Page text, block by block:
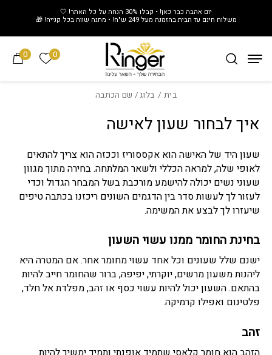
יום אהבה כבר כאן! • קבלו 30% הנחה על כל האתר! 🤍
משלוח חינם עד הבית בהזמנה מעל 249 ש"ח! • מתנה שווה בכל קנייה! 🎁
0 0 הרשימה
בית / בלוג/ שם הכתבה
איך לבחור שעון לאישה
שעון היד של האישה הוא אקססוריז וככזה הוא צריך להתאים
לאופי שלה, למראה הכללי ולשאר המלתחה. בחירה מתוך מגוון
שעוני נשים יכולה להישמע מורכבת בשל המבחר הגדול וכדי
לעזור לך לעשות סדר בין הדגמים השונים ריכזנו בכתבה טיפים
שיעזרו לך לבצע את המשימה.
בחינת החומר ממנו עשוי השעון
ישנם שלל שעונים וכל אחד עשוי מחומר אחר. אם המטרה היא
ליהנות משעון מרשים, יוקרתי, יפיפה, ברור שהחומר חייב להיות
בהתאם. השעון יכול להיות עשוי כסף או זהב, מפלדת אל חלד,
פלטינום ואפילו קרמיקה.
זהב